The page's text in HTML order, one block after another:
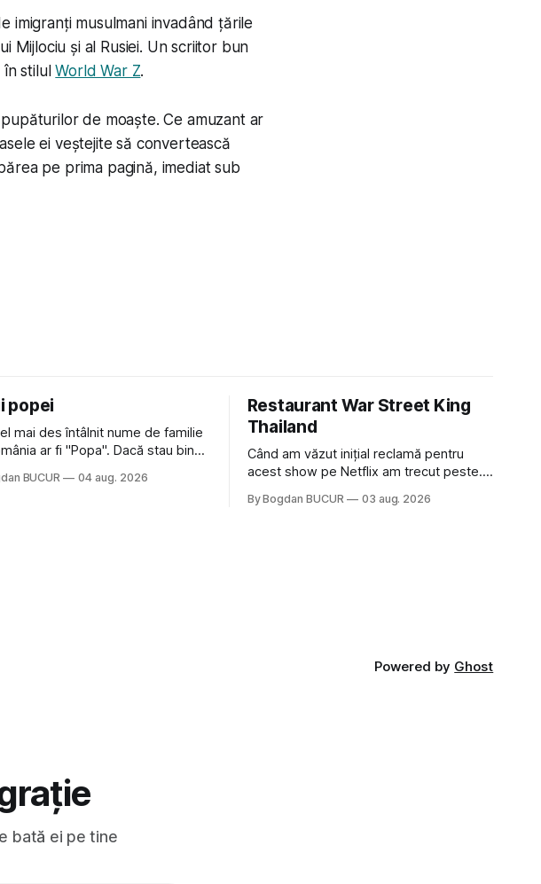
imigranți musulmani invadând țările
Mijlociu și al Rusiei. Un scriitor bun
în stilulWorld War Z.
de moaște. Ce amuzant ar
ei veștejite să convertească
pe prima pagină, imediat sub
popei
mai des întâlnit nume de familie
ar fi "Popa". Dacă stau bine
școala Popa cam peste tot
BUCUR 04 aug. 2026
Restaurant War Street King
Thailand
Când am văzut inițial reclamă pentru
acest show pe Netflix am trecut peste.
tailandeză pe fundal, era cu street food
By Bogdan BUCUR 03 aug. 2026
Powered by Ghost
bată ei pe tine